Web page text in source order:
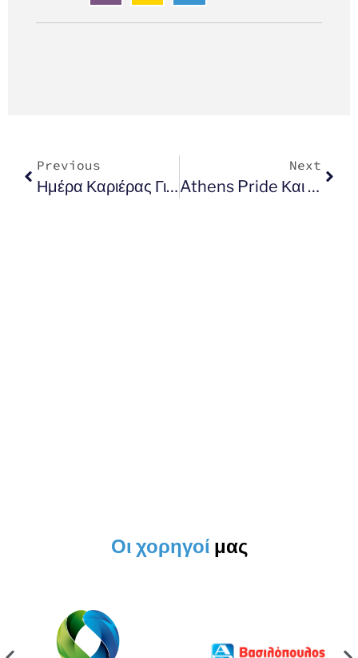
Previous
Ημέρα Καριέρας Για Τη Διαφορετικότητα
Next
Athens Pride Και EuroPride 2024
Οι χορηγοί μας